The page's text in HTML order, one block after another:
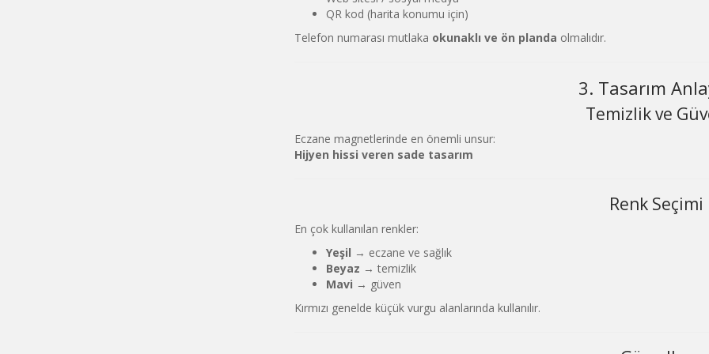
QR kod (harita konumu için)
Telefon numarası mutlaka okunaklı ve ön planda olmalıdır.
3. Tasarım
Temizlik ve
Eczane magnetlerinde en önemli unsur:
Hijyen hissi veren sade tasarım
Renk Seçimi
En çok kullanılan renkler:
Yeşil → eczane ve sağlık
Beyaz → temizlik
Mavi → güven
Kırmızı genelde küçük vurgu alanlarında kullanılır.